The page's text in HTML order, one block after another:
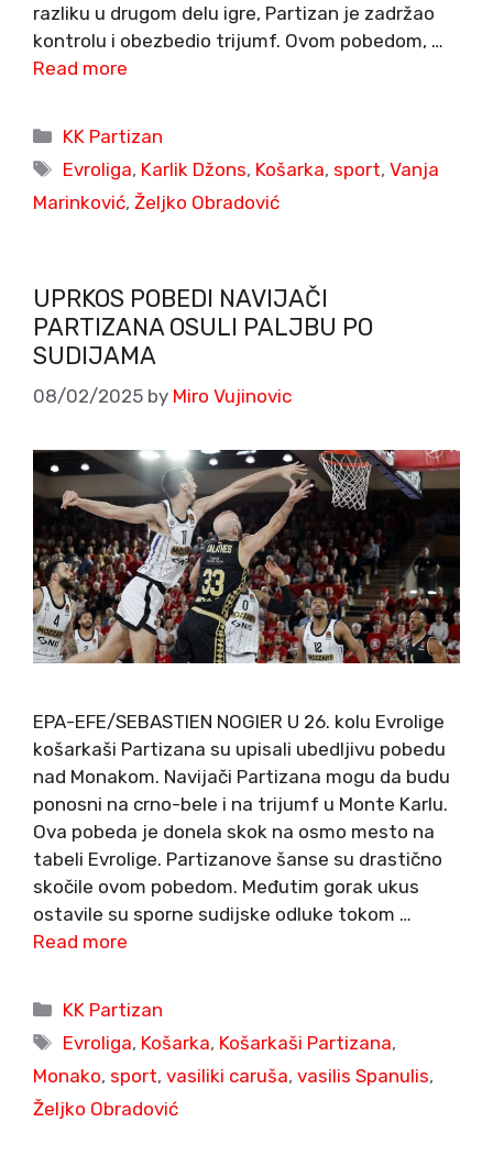
razliku u drugom delu igre, Partizan je zadržao
kontrolu i obezbedio trijumf. Ovom pobedom, …
Read more
Categories
KK Partizan
Tags
Evroliga, Karlik Džons, Košarka, sport,Vanja
Marinković, Željko Obradović
UPRKOS POBEDI NAVIJAČI
PARTIZANA OSULI PALJBU PO
SUDIJAMA
08/02/2025 by Miro Vujinovic
EPA-EFE/SEBASTIEN NOGIER U 26. kolu Evrolige
košarkaši Partizana su upisali ubedljivu pobedu
nad Monakom. Navijači Partizana mogu da budu
ponosni na crno-bele i na trijumf u Monte Karlu.
Ova pobeda je donela skok na osmo mesto na
tabeli Evrolige. Partizanove šanse su drastično
skočile ovom pobedom. Međutim gorak ukus
ostavile su sporne sudijske odluke tokom …
Read more
Categories
KK Partizan
Tags
Evroliga, Košarka, Košarkaši Partizana,
Monako, sport, vasiliki caruša, vasilis Spanulis,
Željko Obradović